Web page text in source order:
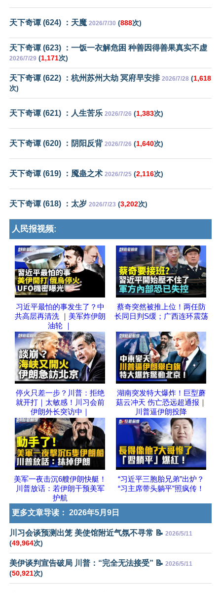
天下奇谭 (624) ：天魔 2026/7/30 (888次)
天下奇谭 (623) ：一饭一衣解危困 种善因得善果真实不虚
2026/7/29 (1,171次)
天下奇谭 (622) ：杭州苏州大劫 冥府早安排 2026/7/28 (1,618
次)
天下奇谭 (621) ：人生苦乐 2026/7/26 (1,383次)
天下奇谭 (620) ：阴阳反背 2026/7/26 (1,640次)
天下奇谭 (619) ：魇蛊之术 2026/7/25 (2,116次)
天下奇谭 (618) ：太岁 2026/7/23 (3,202次)
人民报视频:
习近平最怕的事发生了？中
共高层再清洗 ｜美军炸伊朗
油轮 ｜
蔡奇突然被推上位！两任防
长同日判S缓；广西连环震荡
停火只差一步？川普：拒绝
就开打｜太敏感！川习会前
伊朗外长突访中｜
湖南突发特大爆炸！巨型蘑
菇云冲天 伤亡恐远超通报｜
川普逼伊朗投降
美军一夜击沉6艘伊朗快艇！
川普放话：若伊朗干预美军
护航
“习近平三胞胎兄弟”出炉？
“习主席带头躺平”照疯传！
更多文章导读： 2026年5月9日
川习会谈预测出笼 美使馆附近气氛不寻常 📝 2026/5/11
(49,964次)
美伊谈判宣告破局 川普：“完全无法接受” 📝 2026/5/11
(50,921次)